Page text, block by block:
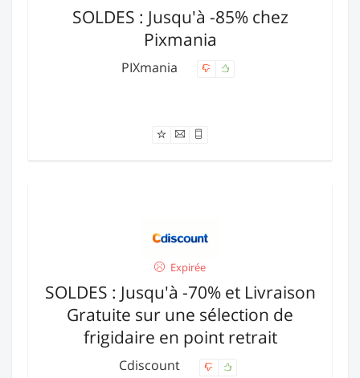
SOLDES : Jusqu'à -85% chez
Pixmania
PIXmania
Expirée
SOLDES : Jusqu'à -70% et Livraison
Gratuite sur une sélection de
frigidaire en point retrait
Cdiscount